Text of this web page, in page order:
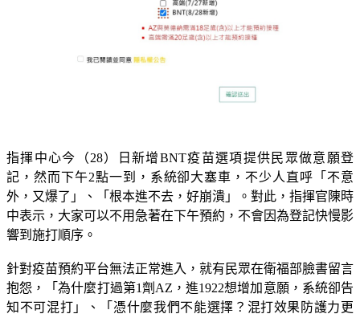
記，然而下午2點一到，系統卻大塞車，不少人直呼「不意
外，又爆了」、「根本進不去，好崩潰」。對此，指揮官陳時
中表示，大家可以不用急著在下午預約，不會因為登記快慢影
響到施打順序。
抱怨，「為什麼打過第1劑AZ，進1922想增加意願，系統卻告
知不可混打」、「憑什麼我們不能選擇？混打效果防護力更
好，為何不能選」；更有網友在PTT指出，因為目前尚未開放